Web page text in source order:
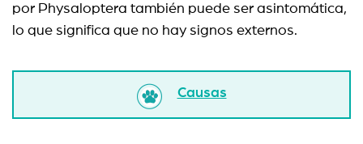
por Physaloptera también puede ser asintomática,
lo que significa que no hay signos externos.
Causas